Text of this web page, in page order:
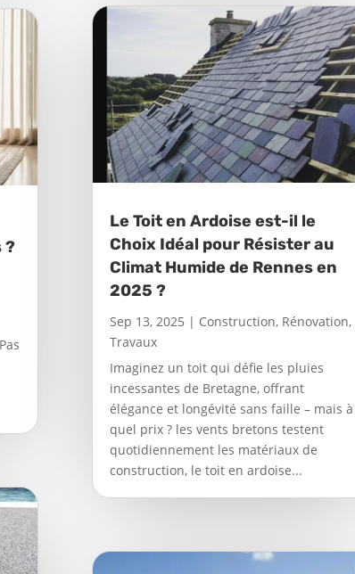
?
Le Toit en Ardoise est-il le
Choix Idéal pour Résister au
Climat Humide de Rennes en
2025 ?
Sep 13, 2025 | Construction, Rénovation,
Travaux
Imaginez un toit qui défie les pluies
incessantes de Bretagne, offrant
élégance et longévité sans faille – mais à
quel prix ? les vents bretons testent
quotidiennement les matériaux de
construction, le toit en ardoise...